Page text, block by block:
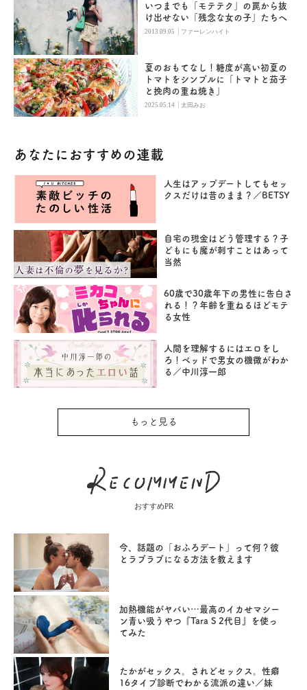
いつまでも「モテテク」の罠から抜
け出せない「残念な女の子」たちへ
2013.09.05 | ファーレンハイト
夏のおもてなし！糖度が高い初夏の
トマトをシンプルに「トマトと茄子
と挽肉の重ね焼き」
2025.05.14 |太田みお
あなたにおすすめの連載
人生はアップデートしてもセッ
クスだけは昔のまま？／BETSY
自宅の現金はどう管理する？子
どもにも魔が刺すことはあって
当然
60歳で30歳年下の男性に告白さ
れる！？年齢を重ねるほどモテ
る女性
人間を理解するにはエロをし
ろ！ベッドで男女の機微がわか
る／中川淳一郎
もっと見る
おすすめPR
今、話題の「おふろデート」って何？彼
とラブラブになる方法を教えます
加熱機能がヤバい…最高のイカせマシー
ン青い吸うやつ『Tara S 2代目』を使っ
てみた
たかがセックス。されどセックス。性癖
16タイプ診断でわかる流派の違い／妹